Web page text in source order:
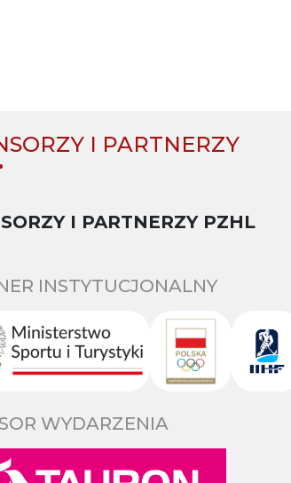
I PARTNERZY
I PARTNERZY PZHL
INSTYTUCJONALNY
WYDARZENIA